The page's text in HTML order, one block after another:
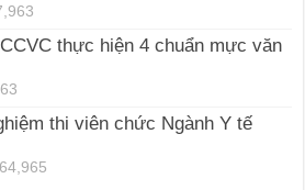
thực hiện 4 chuẩn mực văn
thi viên chức Ngành Y tế
64,965